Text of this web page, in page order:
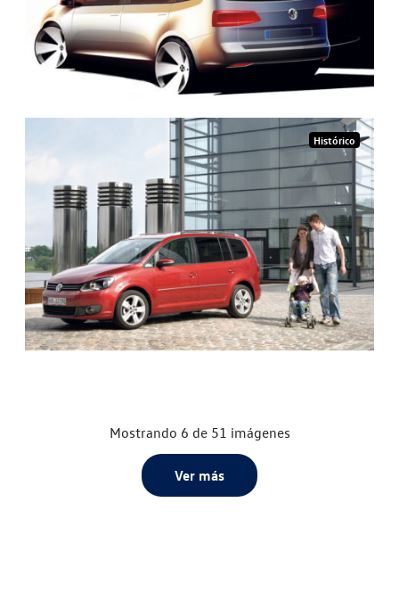
Histórico
Mostrando 6 de 51 imágenes
Ver más